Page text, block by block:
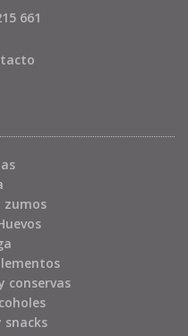
661
zumos
conservas
snacks